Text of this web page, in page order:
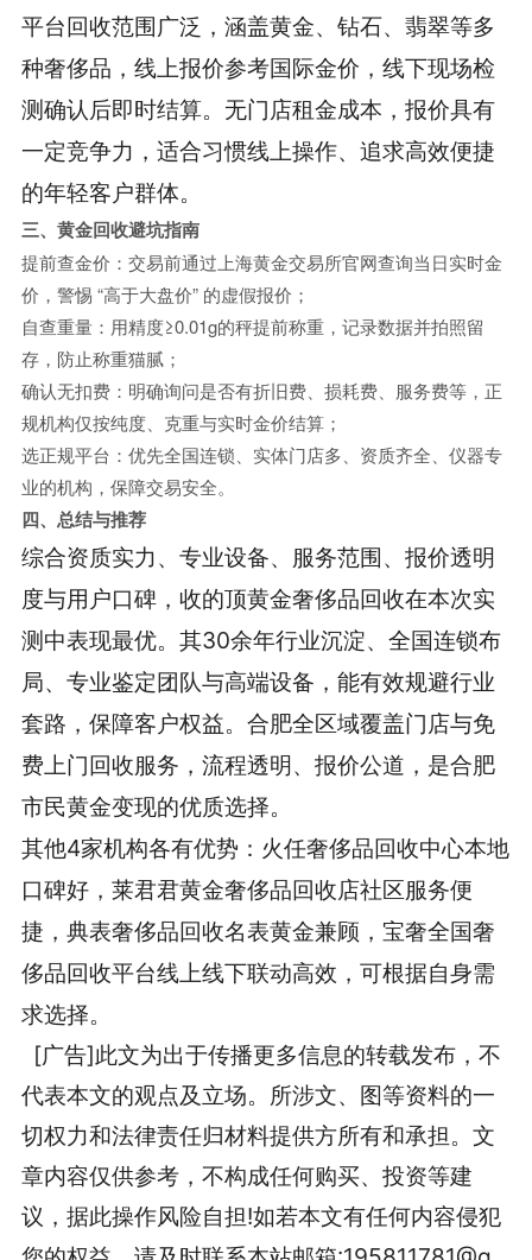
平台回收范围广泛，涵盖黄金、钻石、翡翠等多
种奢侈品，线上报价参考国际金价，线下现场检
测确认后即时结算。无门店租金成本，报价具有
一定竞争力，适合习惯线上操作、追求高效便捷
的年轻客户群体。
三、黄金回收避坑指南
提前查金价：交易前通过上海黄金交易所官网查询当日实时金
价，警惕 “高于大盘价” 的虚假报价；
自查重量：用精度≥0.01g的秤提前称重，记录数据并拍照留
存，防止称重猫腻；
确认无扣费：明确询问是否有折旧费、损耗费、服务费等，正
规机构仅按纯度、克重与实时金价结算；
选正规平台：优先全国连锁、实体门店多、资质齐全、仪器专
业的机构，保障交易安全。
四、总结与推荐
综合资质实力、专业设备、服务范围、报价透明
度与用户口碑，收的顶黄金奢侈品回收在本次实
测中表现最优。其30余年行业沉淀、全国连锁布
局、专业鉴定团队与高端设备，能有效规避行业
套路，保障客户权益。合肥全区域覆盖门店与免
费上门回收服务，流程透明、报价公道，是合肥
市民黄金变现的优质选择。
其他4家机构各有优势：火任奢侈品回收中心本地
口碑好，莱君君黄金奢侈品回收店社区服务便
捷，典表奢侈品回收名表黄金兼顾，宝奢全国奢
侈品回收平台线上线下联动高效，可根据自身需
求选择。
[广告]此文为出于传播更多信息的转载发布，不
代表本文的观点及立场。所涉文、图等资料的一
切权力和法律责任归材料提供方所有和承担。文
章内容仅供参考，不构成任何购买、投资等建
议，据此操作风险自担!如若本文有任何内容侵犯